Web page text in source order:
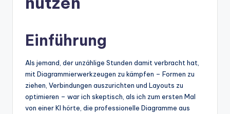
siEinführung
Als jemand, der unzählige Stunden damit verbracht hat,
mit Diagrammierwerkzeugen zu kämpfen – Formen zu
ziehen, Verbindungen auszurichten und Layouts zu
optimieren – war ich skeptisch, als ich zum ersten Mal
von einer KI hörte, die professionelle Diagramme aus